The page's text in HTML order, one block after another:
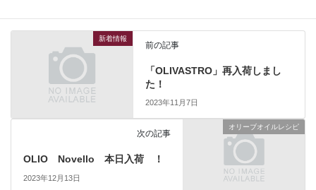
新着情報
前の記事
「OLIVASTRO」再入荷しまし
た！
2023年11月7日
オリーブオイルレシピ
次の記事
OLIO Novello 本日入荷 ！
2023年12月13日